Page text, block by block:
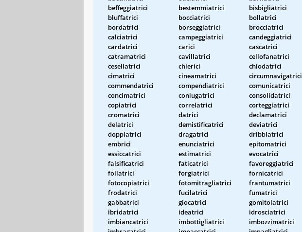
beffeggiatrici
bestemmiatrici bisbigliatrici
bluffatrici
bocciatrici bollatrici
bordatrici
borseggiatrici brocciatrici
calciatrici
campeggiatrici candeggiatrici
cardatrici
carici cascatrici
catramatrici
cavillatrici cellofanatrici
cesellatrici
chierici chiodatrici
cimatrici
cineamatrici circumnavigatrici
commendatrici
compendiatrici comunicatrici
concimatrici
coniugatrici consolidatrici
copiatrici
correlatrici corteggiatrici
cromatrici
datrici declamatrici
delatrici
demistificatrici deviatrici
doppiatrici
dragatrici dribblatrici
embrici
enunciatrici epitomatrici
essiccatrici
estimatrici evocatrici
falsificatrici
faticatrici favoreggiatrici
follatrici
forgiatrici fornicatrici
fotocopiatrici
fotomitragliatrici frantumatrici
frodatrici
fucilatrici fumatrici
gabbatrici
giocatrici gomitolatrici
ibridatrici
ideatrici idrosciatrici
imbiancatrici
imbottigliatrici imbozzimatrici